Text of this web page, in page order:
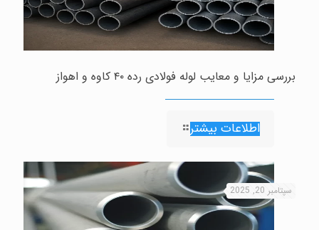
بررسی مزایا و معایب لوله فولادی رده ۴۰ کاوه و اهواز
اطلاعات بیشتر
سپتامبر 20, 2025